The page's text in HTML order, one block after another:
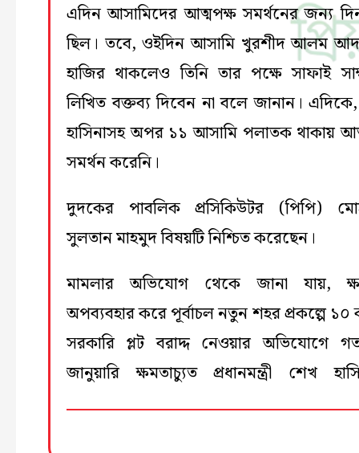
এদিন আসামিদের আত্মপক্ষ সমর্থনের জন্য
ছিল। তবে, ওইদিন আসামি খুরশীদ আলম
হাজির থাকলেও তিনি তার পক্ষে সাফাই
লিখিত বক্তব্য দিবেন না বলে জানান।
হাসিনাসহ অপর ১১ আসামি পলাতক থাকায়
সমর্থন করেনি।
দুদকের পাবলিক প্রসিকিউটর (পিপি)
সুলতান মাহমুদ বিষয়টি নিশ্চিত করেছেন।
মামলার অভিযোগ থেকে জানা যায়,
অপব্যবহার করে পূর্বাচল নতুন শহর প্রকল্পে ১০
সরকারি প্লট বরাদ্দ নেওয়ার অভিযোগে
জানুয়ারি ক্ষমতাচ্যুত প্রধানমন্ত্রী শেখ